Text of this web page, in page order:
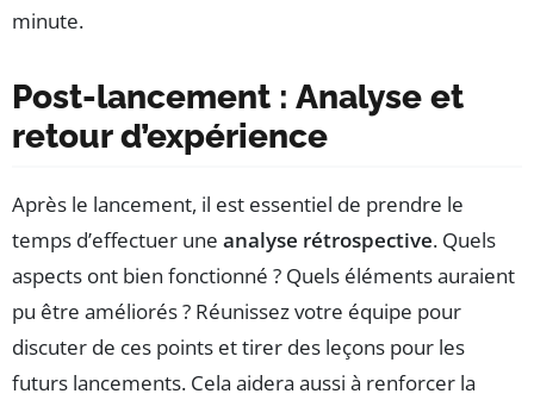
minute.
Post-lancement : Analyse et
retour d’expérience
Après le lancement, il est essentiel de prendre le
temps d’effectuer une analyse rétrospective. Quels
aspects ont bien fonctionné ? Quels éléments auraient
pu être améliorés ? Réunissez votre équipe pour
discuter de ces points et tirer des leçons pour les
futurs lancements. Cela aidera aussi à renforcer la